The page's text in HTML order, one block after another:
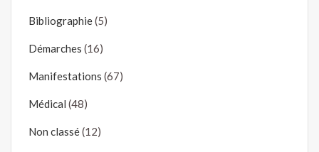
Bibliographie(5)
Démarches (16)
Manifestations (67)
Médical (48)
Non classé(12)